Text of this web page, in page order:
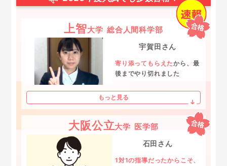
上智大学 総合人間科学部
宇賀田さん
寄り添ってもらえたから、最
後までやり切れました
もっと見る
大阪公立大学 医学部
石田さん
1対1の指導だったからこそ、